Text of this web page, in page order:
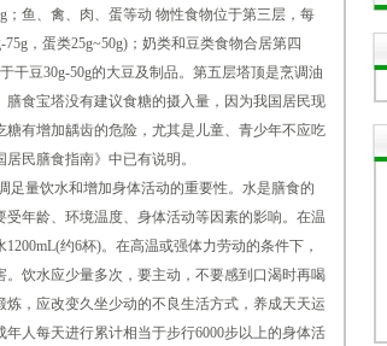
；鱼、禽、肉、蛋等动 物性食物位于第三层，每
，蛋类25g~50g)；奶类和豆类食物合居第四
干豆30g-50g的大豆及制品。第五层塔顶是烹调油
膳食宝塔没有建议食糖的摄入量，因为我国居民现
有增加龋齿的危险，尤其是儿童、青少年不应吃
民膳食指南》中已有说明。
量饮水和增加身体活动的重要性。水是膳食的
年龄、环境温度、身体活动等因素的影响。在温
约6杯)。在高温或强体力劳动的条件下，
饮水应少量多次，要主动，不要感到口渴时再喝
，应改变久坐少动的不良生活方式，养成天天运
人每天进行累计相当于步行6000步以上的身体活